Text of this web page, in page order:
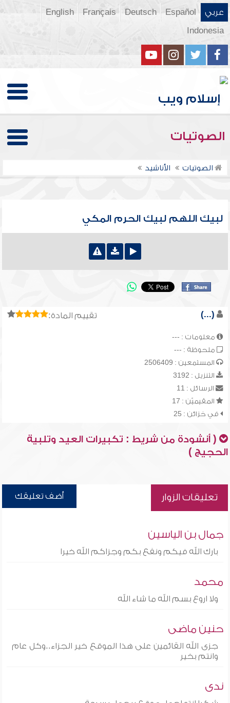
عربي Español
Deutsch
Français
English
Indonesia
الصوتيات
الصوتيات الأناشيد
لبيك اللهم لبيك الحرم المكي
تقييم المادة: (...)
معلومات : ---
ملحوظة : ---
المستمعين : 2506409
التنزيل : 3192
الرسائل : 11
المقيميّن : 17
في خزائن : 25
( أنشودة من شريط : تكبيرات العيد وتلبية
الحجيج )
تعليقات الزوار أضف تعليقك
جمال بن الياسين
بارك الله فيكم ونفع بكم وجزاكم الله خيرا
محمد
ولا اروع بسم الله ما شاء الله
حنين ماضى
جزى الله القائمين على هذا الموقع خير الجزاء..وكل عام
وانتم بخير
ندى